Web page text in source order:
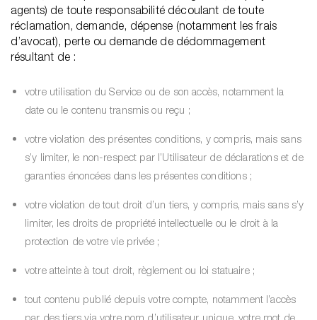
agents) de toute responsabilité découlant de toute
réclamation, demande, dépense (notamment les frais
d’avocat), perte ou demande de dédommagement
résultant de :
votre utilisation du Service ou de son accès, notamment la
date ou le contenu transmis ou reçu ;
votre violation des présentes conditions, y compris, mais sans
s’y limiter, le non-respect par l’Utilisateur de déclarations et de
garanties énoncées dans les présentes conditions ;
votre violation de tout droit d’un tiers, y compris, mais sans s’y
limiter, les droits de propriété intellectuelle ou le droit à la
protection de votre vie privée ;
votre atteinte à tout droit, règlement ou loi statuaire ;
tout contenu publié depuis votre compte, notamment l’accès
par des tiers via votre nom d’utilisateur unique, votre mot de